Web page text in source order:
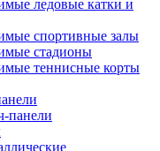
ледовые катки и
спортивные залы
стадионы
теннисные корты
панели